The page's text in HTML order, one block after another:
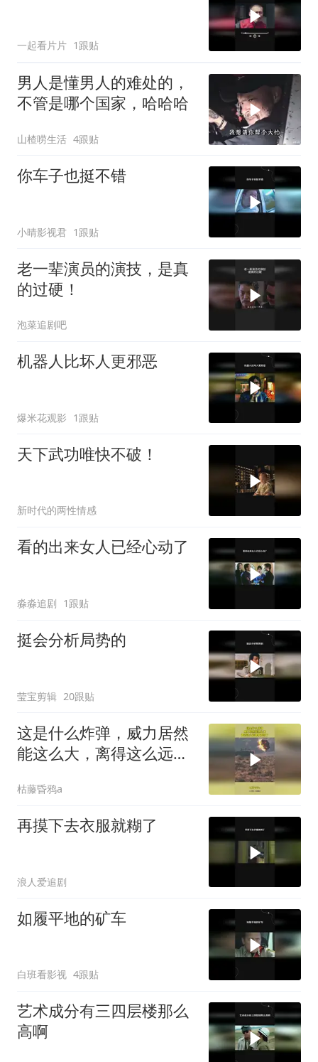
一起看片片 1跟贴
男人是懂男人的难处的，
不管是哪个国家，哈哈哈
山楂唠生活 4跟贴
你车子也挺不错
小晴影视君 1跟贴
老一辈演员的演技，是真
的过硬！
泡菜追剧吧
机器人比坏人更邪恶
爆米花观影 1跟贴
天下武功唯快不破！
新时代的两性情感
看的出来女人已经心动了
淼淼追剧 1跟贴
挺会分析局势的
莹宝剪辑 20跟贴
这是什么炸弹，威力居然
能这么大，离得这么远都
枯藤昏鸦a
再摸下去衣服就糊了
浪人爱追剧
如履平地的矿车
白班看影视 4跟贴
艺术成分有三四层楼那么
高啊